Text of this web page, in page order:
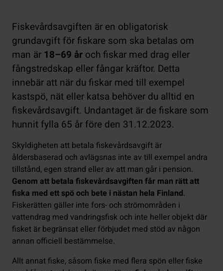
Fiskevårdsavgiften är en obligatorisk
grundavgift för fiskare som ska betalas om
man är 18–69 år och fiskar med drag eller
fångstredskap eller fångar kräftor. Detta
innebär att när du fiskar med till exempel
kastspö, nät eller katsa behöver du alltid en
fiskevårdsavgift. Undantaget är de fiskare som
hunnit fylla 65 år före den 31.12.2023.
Skyldigheten att betala fiskevårdsavgift är
åldersbaserad och avlägsnas inte av till exempel andra
tillstånd, egen strand eller av att man går i pension.
Genom att betala fiskevårdsavgiften får man rätt att
fiska med ett spö och bete i nästan hela Finland.
Fiskerätten gäller inte fors- och strömområden i
vattendrag med vandringsfisk och inte heller objekt där
fisket är begränsat eller förbjudet med stöd av någon
annan officiell bestämmelse.
Allt annat fiske, såsom fiske med flera spön eller fiske